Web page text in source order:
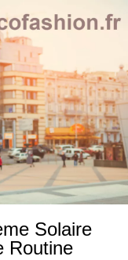
Solaire
Routine